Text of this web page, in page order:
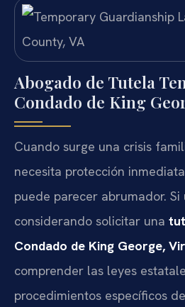
Abogado de Tutela
Condado de King
Cuando surge una crisis
necesita protección
puede parecer abrumador. Si
considerando solicitar una
Condado de King George,
comprender las leyes
procedimientos específicos